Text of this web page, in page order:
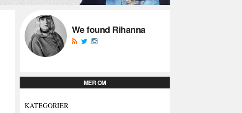
We found Rihanna
MER OM
KATEGORIER